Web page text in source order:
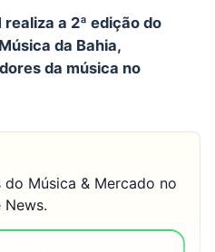
realiza a 2ª edição do
da Bahia,
da música no
do Música & Mercado no